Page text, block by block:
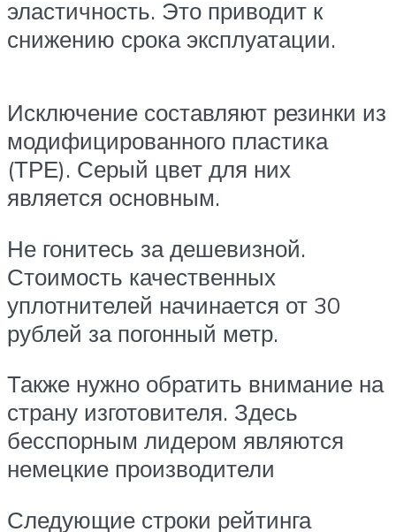
эластичность. Это приводит к
снижению срока эксплуатации.
Исключение составляют резинки из
модифицированного пластика
(ТРЕ). Серый цвет для них
является основным.
Не гонитесь за дешевизной.
Стоимость качественных
уплотнителей начинается от 30
рублей за погонный метр.
Также нужно обратить внимание на
страну изготовителя. Здесь
бесспорным лидером являются
немецкие производители
Следующие строки рейтинга